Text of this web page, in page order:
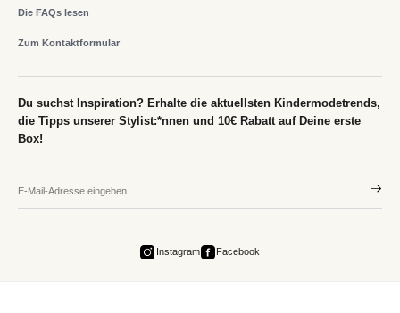
Die FAQs lesen
Zum Kontaktformular
Du suchst Inspiration? Erhalte die aktuellsten Kindermodetrends,
die Tipps unserer Stylist:*nnen und 10€ Rabatt auf Deine erste
Box!
Instagram Facebook